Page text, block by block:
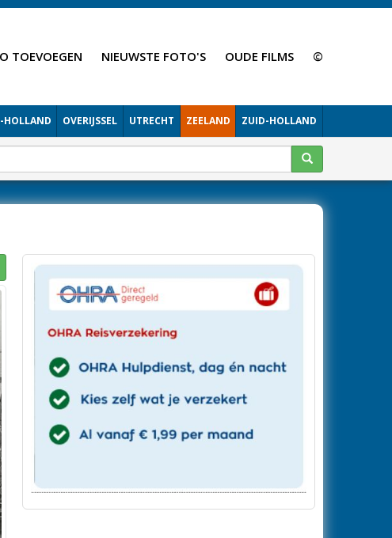
TOEVOEGEN NIEUWSTE FOTO'S OUDE FILMS ©
HOLLAND OVERIJSSEL UTRECHT ZEELAND ZUID-HOLLAND